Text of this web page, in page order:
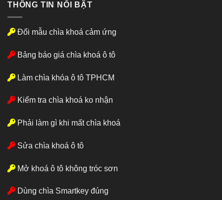
THÔNG TIN NỔI BẬT
Đổi mẫu chìa khoá cảm ứng
Bảng báo giá chìa khoá ô tô
Làm chìa khóa ô tô TPHCM
Kiểm tra chìa khoá ko nhận
Phải làm gì khi mất chìa khoá
Sửa chìa khoá ô tô
Mở khoá ô tô không tróc sơn
Dùng chìa Smartkey đúng